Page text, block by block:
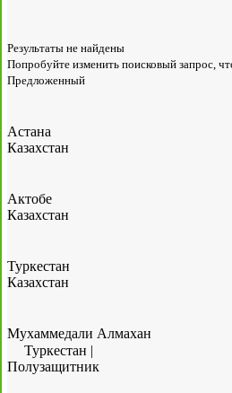
Результаты не найдены
Попробуйте изменить поисковый запрос,
Предложенный
Астана
Казахстан
Актобе
Казахстан
Туркестан
Казахстан
Мухаммедали Алмахан
Туркестан |
Полузащитник